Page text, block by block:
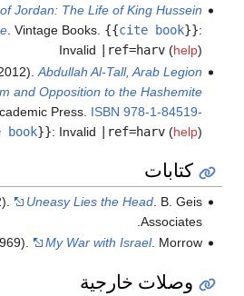
Jordan: The Life of King Hussein
. Vintage Books. {{cite book}}:
Invalid
|ref=harv(help)
Abdullah Al-Tall, Arab Legion
and Opposition to the Hashemite
Press. ISBN 978-1-84519-
}}: Invalid |ref=harv(help)
كتابات
Uneasy Lies the Head. B. Geis
Associates.
My War with Israel. Morrow.
وصلات خارجية